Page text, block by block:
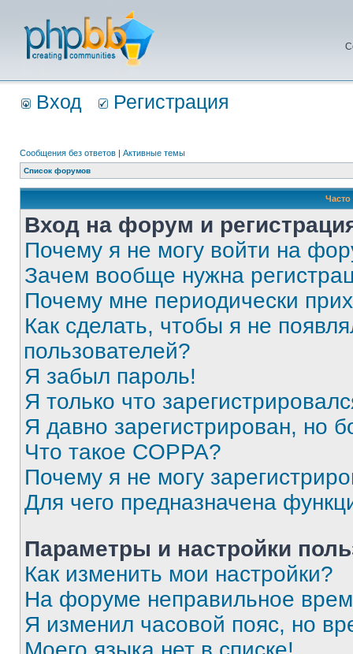
Вход Регистрация
Сообщения без ответов | Активные темы
Список форумов
Вход на форум и
Почему я не могу войти на
Зачем вообще нужна
Почему мне периодически
Как сделать, чтобы я не
пользователей?
Я забыл пароль!
Я только что
Я давно зарегистрирован, но
Что такое COPPA?
Почему я не могу
Для чего предназначена
Параметры и настройки
Как изменить мои настройки?
На форуме неправильное
Я изменил часовой пояс, но